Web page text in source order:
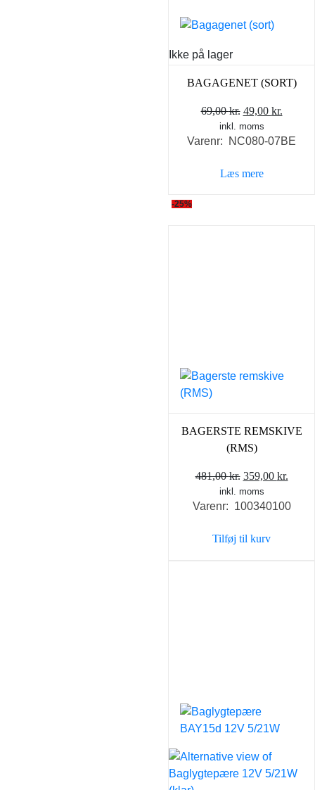
Ikke på lager
BAGAGENET (SORT)
69,00kr. Den
oprindelige
pris
69,00 kr..
49,00 kr.
pris
inkl. moms
Varenr: NC080-07BE
Læs mere
-25%
BAGERSTE REMSKIVE
(RMS)
481,00kr. Den
oprindelige
pris
481,00 kr..
359,00 kr.
pris
inkl. moms
Varenr: 100340100
Tilføj til kurv